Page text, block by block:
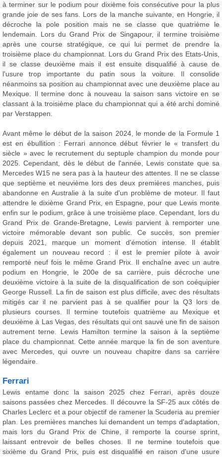
à terminer sur le podium pour dixième fois consécutive pour la plus
grande joie de ses fans. Lors de la manche suivante, en Hongrie, il
décroche la pole position mais ne se classe que quatrième le
lendemain. Lors du Grand Prix de Singapour, il termine troisième
après une course stratégique, ce qui lui permet de prendre la
troisième place du championnat. Lors du Grand Prix des Etats-Unis,
il se classe deuxième mais il est ensuite disqualifié à cause de
l'usure trop importante du patin sous la voiture. Il consolide
néanmoins sa position au championnat avec une deuxième place au
Mexique. Il termine donc à nouveau la saison sans victoire en se
classant à la troisième place du championnat qui a été archi dominé
par Verstappen.
Avant même le début de la saison 2024, le monde de la Formule 1
est en ébullition : Ferrari annonce début février le « transfert du
siècle » avec le recrutement du septuple champion du monde pour
2025. Cependant, dès le début de l'année, Lewis constate que sa
Mercedes W15 ne sera pas à la hauteur des attentes. Il ne se classe
que septième et neuvième lors des deux premières manches, puis
abandonne en Australie à la suite d'un problème de moteur. Il faut
attendre le dixième Grand Prix, en Espagne, pour que Lewis monte
enfin sur le podium, grâce à une troisième place. Cependant, lors du
Grand Prix de Grande-Bretagne, Lewis parvient à remporter une
victoire mémorable devant son public. Ce succès, son premier
depuis 2021, marque un moment d'émotion intense. Il établit
également un nouveau record : il est le premier pilote à avoir
remporté neuf fois le même Grand Prix. Il enchaîne avec un autre
podium en Hongrie, le 200e de sa carrière, puis décroche une
deuxième victoire à la suite de la disqualification de son coéquipier
George Russell. La fin de saison est plus difficile, avec des résultats
mitigés car il ne parvient pas à se qualifier pour la Q3 lors de
plusieurs courses. Il termine toutefois quatrième au Mexique et
deuxième à Las Vegas, des résultats qui ont sauvé une fin de saison
autrement terne. Lewis Hamilton termine la saison à la septième
place du championnat. Cette année marque la fin de son aventure
avec Mercedes, qui ouvre un nouveau chapitre dans sa carrière
légendaire.
Ferrari
Lewis entame donc la saison 2025 chez Ferrari, après douze
saisons passées chez Mercedes. Il découvre la SF-25 aux côtés de
Charles Leclerc et a pour objectif de ramener la Scuderia au premier
plan. Les premières manches lui demandent un temps d'adaptation,
mais lors du Grand Prix de Chine, il remporte la course sprint,
laissant entrevoir de belles choses. Il ne termine toutefois que
sixième du Grand Prix, puis est disqualifié en raison d'une usure